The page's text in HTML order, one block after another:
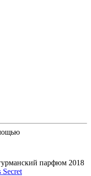
парфюм 2018